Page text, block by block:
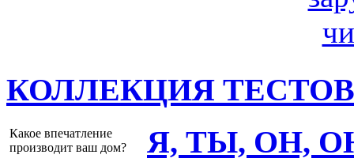
КОЛЛЕКЦИЯ ТЕСТОВ
Какое впечатление
производит ваш дом?
Я, ТЫ, ОН,